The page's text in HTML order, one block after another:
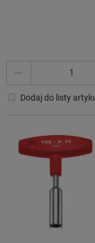
Dodaj do listy